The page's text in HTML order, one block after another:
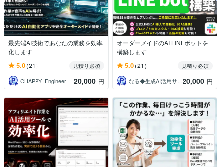
最先端AI技術であなたの業務を効率
化します
5.0(21)
見積り必須
CHAPPY_Engineer
20,000 円
オーダーメイドのAI LINEボットを
構築します
5.0(21)
見積り必須
なる◆生成AI活用サポート 20,000 円